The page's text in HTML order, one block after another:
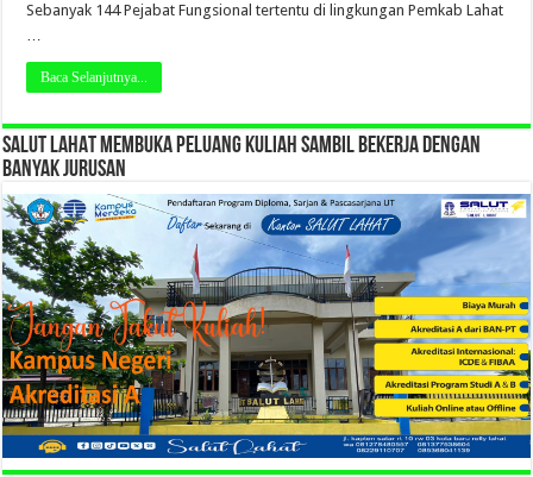
Sebanyak 144 Pejabat Fungsional tertentu di lingkungan Pemkab Lahat
…
Baca Selanjutnya...
SALUT LAHAT MEMBUKA PELUANG KULIAH SAMBIL BEKERJA DENGAN
BANYAK JURUSAN